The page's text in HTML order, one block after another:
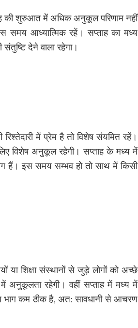
की शुरुआत में अधिक अनुकूल परिणाम नहीं
समय आध्यात्मिक रहें। सप्ताह का मध्य
देने वाला रहेगा।
में प्रेम है तो विशेष संयमित रहें।
विशेष अनुकूल रहेगी। सप्ताह के मध्य में
हैं। इस समय सम्भव हो तो साथ में किसी
या शिक्षा संस्थानों से जुड़े लोगों को अच्छे
अनुकूलता रहेगी। वहीं सप्ताह में मध्य में
भाग कम ठीक है, अत: सावधानी से आचरण